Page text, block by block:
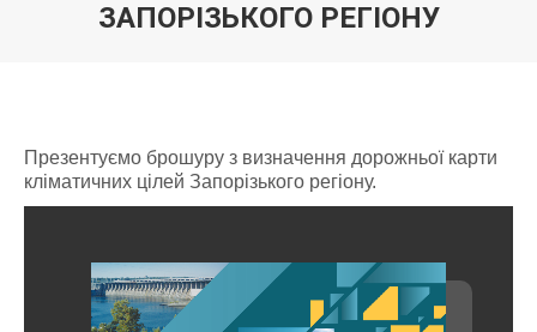
ЗАПОРІЗЬКОГО РЕГІОНУ
Презентуємо брошуру з визначення дорожньої карти
кліматичних цілей Запорізького регіону.